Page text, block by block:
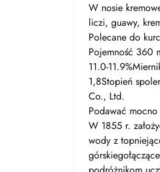
W nosie
liczi, guawy,
Polecane do
Pojemność 360
11.0-
1,8Stopień
Co., Ltd.
Podawać mocno
W 1855 r.
wody z